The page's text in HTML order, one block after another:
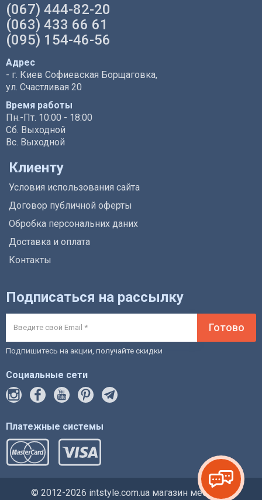
(067) 444-82-20
(063) 433 66 61
(095) 154-46-56
Адрес
- г. Киев Софиевская Борщаговка,
ул. Счастливая 20
Время работы
Пн.-Пт. 10:00 - 18:00
Сб. Выходной
Вс. Выходной
Клиенту
Условия использования сайта
Договор публичной оферты
Обробка персональних даних
Доставка и оплата
Контакты
Подписаться на рассылку
Готово
Подпишитесь на акции, получайте скидки
Социальные сети
Платежные системы
© 2012-2026 intstyle.com.ua магазин мебели и